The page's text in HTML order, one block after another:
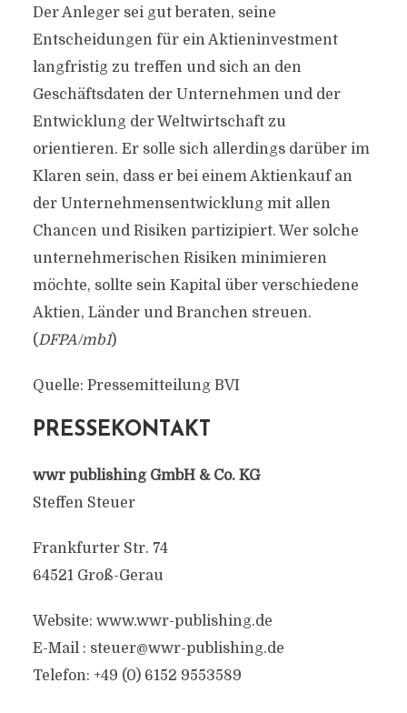
Der Anleger sei gut beraten, seine
Entscheidungen für ein Aktieninvestment
langfristig zu treffen und sich an den
Geschäftsdaten der Unternehmen und der
Entwicklung der Weltwirtschaft zu
orientieren. Er solle sich allerdings darüber im
Klaren sein, dass er bei einem Aktienkauf an
der Unternehmensentwicklung mit allen
Chancen und Risiken partizipiert. Wer solche
unternehmerischen Risiken minimieren
möchte, sollte sein Kapital über verschiedene
Aktien, Länder und Branchen streuen.
(DFPA/mb1)
Quelle: Pressemitteilung BVI
PRESSEKONTAKT
wwr publishing GmbH & Co. KG
Steffen Steuer
Frankfurter Str. 74
64521 Groß-Gerau
Website: www.wwr-publishing.de
E-Mail : steuer@wwr-publishing.de
Telefon: +49 (0) 6152 9553589